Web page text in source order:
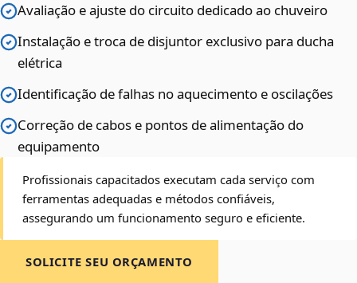
Avaliação e ajuste do circuito dedicado ao chuveiro
Instalação e troca de disjuntor exclusivo para ducha
elétrica
Identificação de falhas no aquecimento e oscilações
Correção de cabos e pontos de alimentação do
equipamento
Profissionais capacitados executam cada serviço com
ferramentas adequadas e métodos confiáveis,
assegurando um funcionamento seguro e eficiente.
SOLICITE SEU ORÇAMENTO